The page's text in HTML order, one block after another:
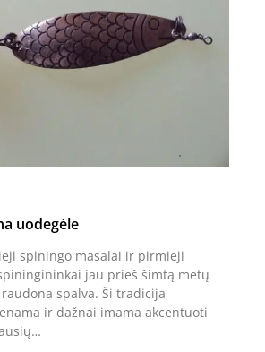
uodegėle
spiningo masalai ir pirmieji
jau prieš šimtą metų
spalva. Ši tradicija
ir dažnai imama akcentuoti